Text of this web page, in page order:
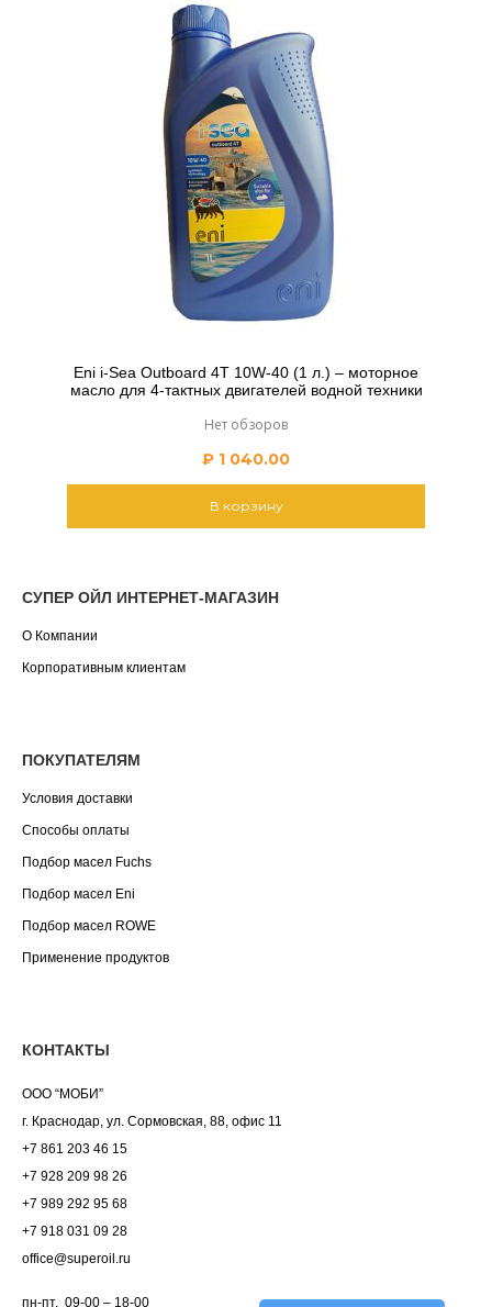
Eni i-Sea Outboard 4T 10W-40 (1 л.) – моторное
масло для 4-тактных двигателей водной техники
Нет обзоров
₽ 1 040.00
В корзину
СУПЕР ОЙЛ ИНТЕРНЕТ-МАГАЗИН
О Компании
Корпоративным клиентам
ПОКУПАТЕЛЯМ
Условия доставки
Способы оплаты
Подбор масел Fuchs
Подбор масел Eni
Подбор масел ROWE
Применение продуктов
КОНТАКТЫ
ООО “МОБИ”
г. Краснодар, ул. Сормовская, 88, офис 11
+7 861 203 46 15
+7 928 209 98 26
+7 989 292 95 68
+7 918 031 09 28
office@superoil.ru
пн-пт. 09-00 – 18-00